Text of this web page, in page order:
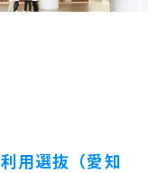
用選抜（愛知